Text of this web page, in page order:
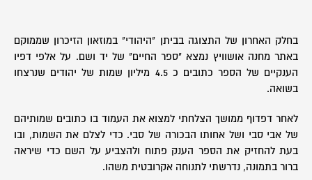
בחלק האחרון של התצוגה בביתן "היהודי" במוזאון הזיכרון שממוקם
באתר מחנה אושוויץ נמצא "ספר החיים" של יד ושם. על אלפי דפיו
הענקיים של הספר כתובים כ 4.5 מיליון שמות של יהודים שנרצחו
בשואה.
לאחר דפדוף ממושך הצלחתי למצוא את העמוד בו כתובים שמותיהם
של אבי סבי ושל אחותו הבכורה של סבי. כדי לצלם את השמות, ובו
בעת להחזיק את הספר הענק פתוח ולהצביע על השם כדי שיראה
ברור בתמונה, נדרשתי לתנוחה אקרובטית משהו.